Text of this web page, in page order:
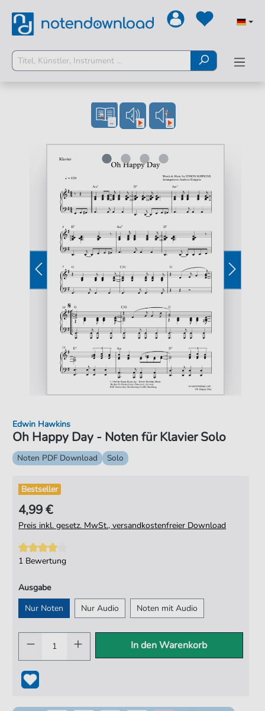
Oh Happy Day - Noten für Klavier Solo
Edwin Hawkins
Noten PDF Download Solo
Bestseller
4,99 €
Preis inkl. gesetz. MwSt., versandkostenfreier Download
1 Bewertung
Ausgabe
Nur Noten
Nur Audio Noten mit Audio
In den Warenkorb